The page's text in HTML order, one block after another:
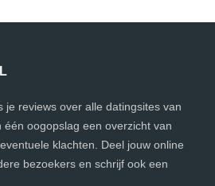
je reviews over alle datingsites van
oogopslag een overzicht van
klachten. Deel jouw online
bezoekers en schrijf ook een